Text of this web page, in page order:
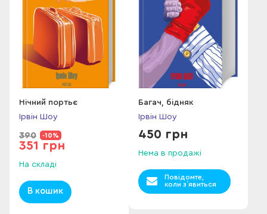
творах проникливість, захопливість напруженої інтриги та
разюче знання людської психології.
Нічний портьє
Ірвін Шоу
390 -10%
351 грн
На складі
В кошик
Багач, бідняк
Ірвін Шоу
450 грн
Нема в продажі
Повідомте,
коли з`явиться